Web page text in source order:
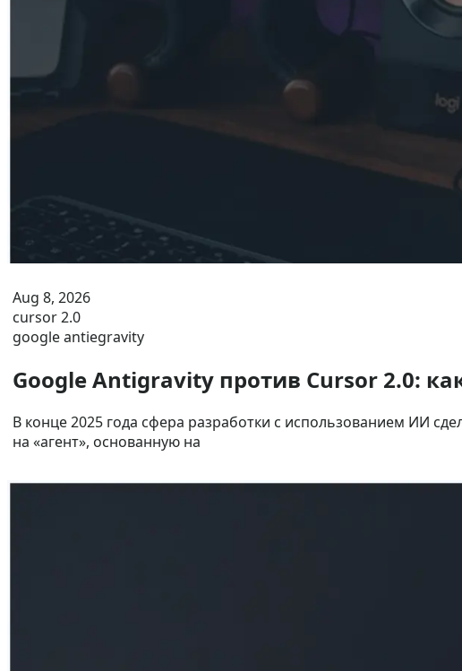
Aug 8, 2026
cursor 2.0
google antiegravity
Google Antigravity против Cursor 2.0:
В конце 2025 года сфера разработки с использованием ИИ
на «агент», основанную на